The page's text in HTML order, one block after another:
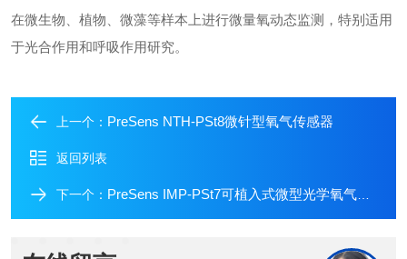
在微生物、植物、微藻等样本上进行微量氧动态监测，特别适用
于光合作用和呼吸作用研究。
上一个： PreSens NTH‑PSt8微针型氧气传感器
返回列表
下一个： PreSens IMP‑PSt7可植入式微型光学氧气传感器